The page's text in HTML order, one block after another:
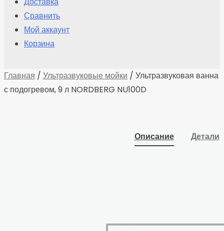
Сравнить
Мой аккаунт
Корзина
Главная / Ультразвуковые мойки / Ультразвуковая ванна
с подогревом, 9 л NORDBERG NU100D
Описание Детали